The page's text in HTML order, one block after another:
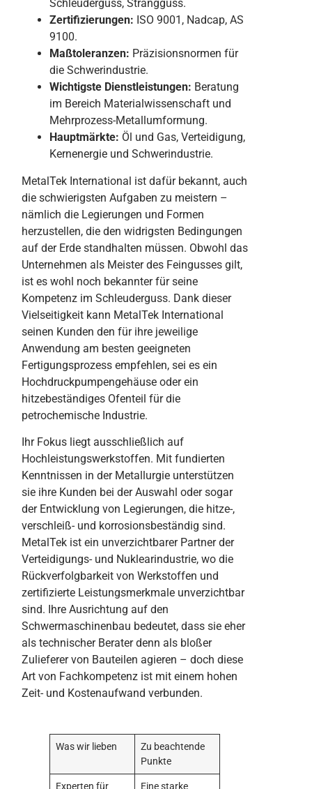
Schleuderguss, Strangguss.
Zertifizierungen: ISO 9001, Nadcap, AS
9100.
Maßtoleranzen: Präzisionsnormen für
die Schwerindustrie.
Wichtigste Dienstleistungen: Beratung
im Bereich Materialwissenschaft und
Mehrprozess-Metallumformung.
Hauptmärkte: Öl und Gas, Verteidigung,
Kernenergie und Schwerindustrie.
MetalTek International ist dafür bekannt, auch
die schwierigsten Aufgaben zu meistern –
nämlich die Legierungen und Formen
herzustellen, die den widrigsten Bedingungen
auf der Erde standhalten müssen. Obwohl das
Unternehmen als Meister des Feingusses gilt,
ist es wohl noch bekannter für seine
Kompetenz im Schleuderguss. Dank dieser
Vielseitigkeit kann MetalTek International
seinen Kunden den für ihre jeweilige
Anwendung am besten geeigneten
Fertigungsprozess empfehlen, sei es ein
Hochdruckpumpengehäuse oder ein
hitzebeständiges Ofenteil für die
petrochemische Industrie.
Ihr Fokus liegt ausschließlich auf
Hochleistungswerkstoffen. Mit fundierten
Kenntnissen in der Metallurgie unterstützen
sie ihre Kunden bei der Auswahl oder sogar
der Entwicklung von Legierungen, die hitze-,
verschleiß- und korrosionsbeständig sind.
MetalTek ist ein unverzichtbarer Partner der
Verteidigungs- und Nuklearindustrie, wo die
Rückverfolgbarkeit von Werkstoffen und
zertifizierte Leistungsmerkmale unverzichtbar
sind. Ihre Ausrichtung auf den
Schwermaschinenbau bedeutet, dass sie eher
als technischer Berater denn als bloßer
Zulieferer von Bauteilen agieren – doch diese
Art von Fachkompetenz ist mit einem hohen
Zeit- und Kostenaufwand verbunden.
Was wir lieben
Zu beachtende
Punkte
Experten für
Eine starke